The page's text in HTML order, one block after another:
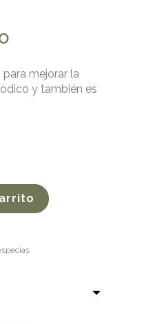
mejorar la
y también es